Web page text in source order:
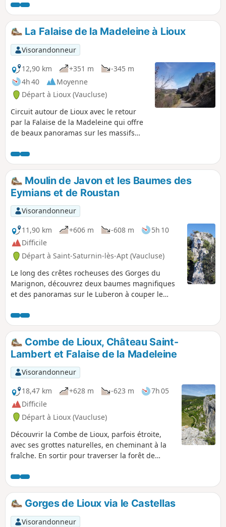
La Falaise de la Madeleine à Lioux
Visorandonneur
12,90 km
+351 m
-345 m
4h 40
Moyenne
Départ à Lioux (Vaucluse)
Circuit autour de Lioux avec le retour
par la Falaise de la Madeleine qui offre
de beaux panoramas sur les massifs
Moulin de Javon et les Baumes des
Eymians et de Roustan
Visorandonneur
11,90 km
+606 m -608 m
5h 10
Difficile
Départ à Saint-Saturnin-lès-Apt (Vaucluse)
Le long des crêtes rocheuses des Gorges du
Marignon, découvrez deux baumes magnifiques
et des panoramas sur le Luberon à couper le
Combe de Lioux, Château Saint-
Lambert et Falaise de la Madeleine
Visorandonneur
18,47 km
+628 m -623 m
7h 05
Difficile
Départ à Lioux (Vaucluse)
Découvrir la Combe de Lioux, parfois étroite,
avec ses grottes naturelles, en cheminant à la
fraîche. En sortir pour traverser la forêt de
ancien hôpital sanatorium laissé à l’abandon et
au vandalisme. Après une descente, rejoindre la
Falaise de la Madeleine, site remarquable avec
une vue impressionnante sur le village de Lioux
et un panorama à 360°.
Gorges de Lioux via le Castellas
Visorandonneur